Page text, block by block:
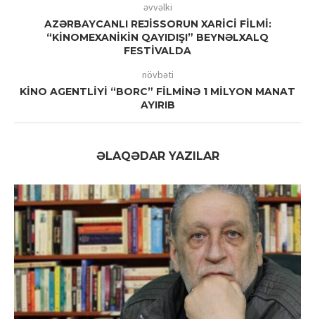
əvvəlki
AZƏRBAYCANLI REJİSSORUN XARİCİ FİLMİ:
“KİNOMEXANİKİN QAYIDIŞI” BEYNƏLXALQ
FESTİVALDA
növbəti
KİNO AGENTLİYİ “BORC” FİLMİNƏ 1 MİLYON MANAT
AYIRIB
ƏLAQƏDAR YAZILAR